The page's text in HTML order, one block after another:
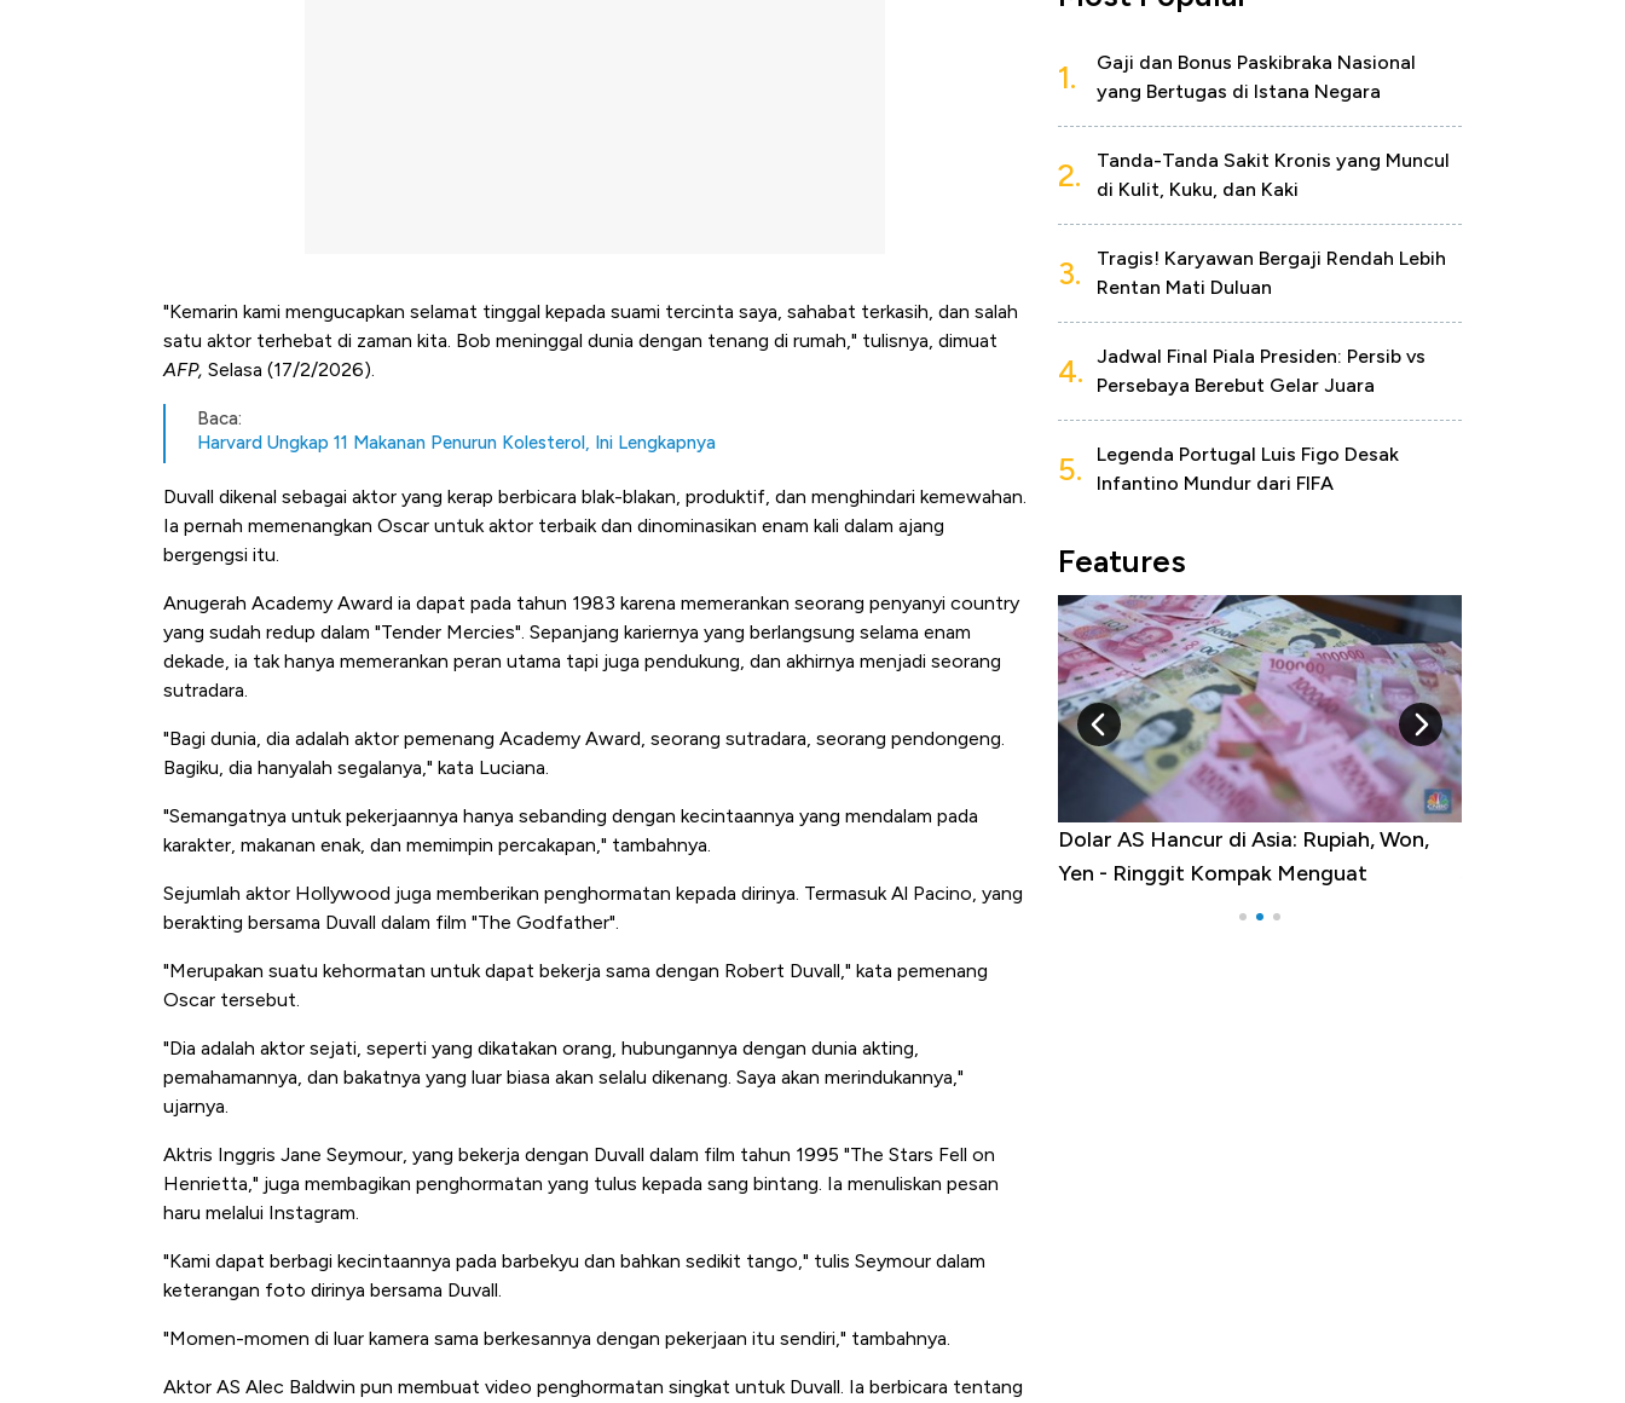
"Kemarin kami mengucapkan selamat tinggal kepada suami tercinta saya, sahabat terkasih, dan salah
satu aktor terhebat di zaman kita. Bob meninggal dunia dengan tenang di rumah," tulisnya, dimuat
AFP, Selasa (17/2/2026).
Baca:
Harvard Ungkap 11 Makanan Penurun Kolesterol, Ini Lengkapnya
Duvall dikenal sebagai aktor yang kerap berbicara blak-blakan, produktif, dan menghindari kemewahan.
Ia pernah memenangkan Oscar untuk aktor terbaik dan dinominasikan enam kali dalam ajang
bergengsi itu.
Anugerah Academy Award ia dapat pada tahun 1983 karena memerankan seorang penyanyi country
yang sudah redup dalam "Tender Mercies". Sepanjang kariernya yang berlangsung selama enam
dekade, ia tak hanya memerankan peran utama tapi juga pendukung, dan akhirnya menjadi seorang
sutradara.
"Bagi dunia, dia adalah aktor pemenang Academy Award, seorang sutradara, seorang pendongeng.
Bagiku, dia hanyalah segalanya," kata Luciana.
"Semangatnya untuk pekerjaannya hanya sebanding dengan kecintaannya yang mendalam pada
karakter, makanan enak, dan memimpin percakapan," tambahnya.
Sejumlah aktor Hollywood juga memberikan penghormatan kepada dirinya. Termasuk Al Pacino, yang
berakting bersama Duvall dalam film "The Godfather".
"Merupakan suatu kehormatan untuk dapat bekerja sama dengan Robert Duvall," kata pemenang
Oscar tersebut.
"Dia adalah aktor sejati, seperti yang dikatakan orang, hubungannya dengan dunia akting,
pemahamannya, dan bakatnya yang luar biasa akan selalu dikenang. Saya akan merindukannya,"
ujarnya.
Aktris Inggris Jane Seymour, yang bekerja dengan Duvall dalam film tahun 1995 "The Stars Fell on
Henrietta," juga membagikan penghormatan yang tulus kepada sang bintang. Ia menuliskan pesan
haru melalui Instagram.
"Kami dapat berbagi kecintaannya pada barbekyu dan bahkan sedikit tango," tulis Seymour dalam
keterangan foto dirinya bersama Duvall.
"Momen-momen di luar kamera sama berkesannya dengan pekerjaan itu sendiri," tambahnya.
Aktor AS Alec Baldwin pun membuat video penghormatan singkat untuk Duvall. Ia berbicara tentang
1.
Gaji dan Bonus Paskibraka Nasional
yang Bertugas di Istana Negara
2.
Tanda-Tanda Sakit Kronis yang Muncul
di Kulit, Kuku, dan Kaki
3.
Tragis! Karyawan Bergaji Rendah Lebih
Rentan Mati Duluan
4.
Jadwal Final Piala Presiden: Persib vs
Persebaya Berebut Gelar Juara
5.
Legenda Portugal Luis Figo Desak
Infantino Mundur dari FIFA
Features
5 Raja Ekonomi Indonesia: Maaf, Gak
Dolar AS Hancur di Asia: Rupiah, Won,
Yen - Ringgit Kompak Menguat
Harga Emas Mengamuk 4% dalam 24
Jam, ke Level Tertinggi 50 Hari!